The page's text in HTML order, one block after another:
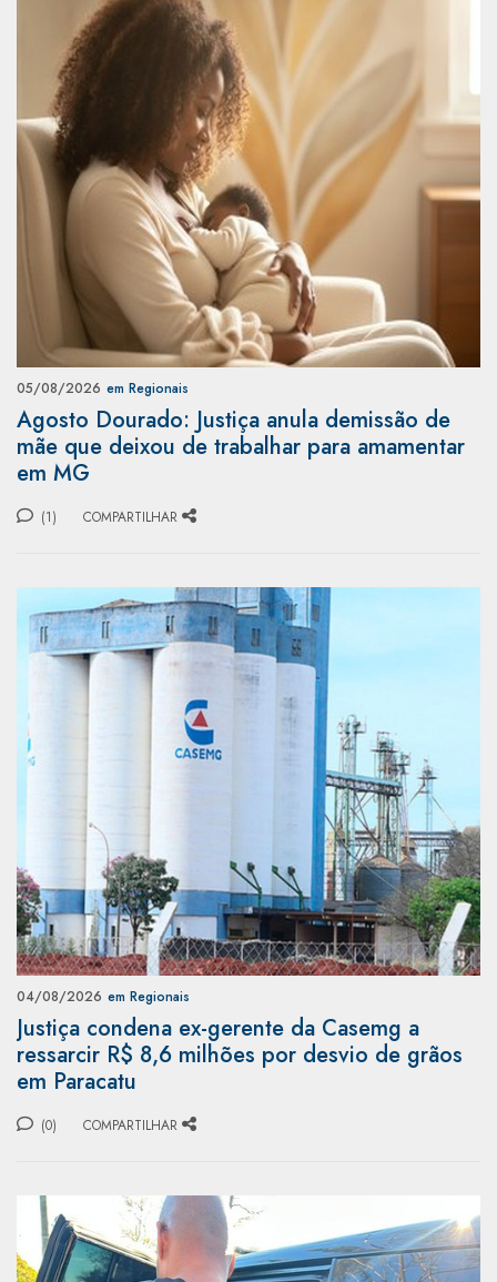
05/08/2026 em Regionais
Agosto Dourado: Justiça anula demissão de
mãe que deixou de trabalhar para amamentar
em MG
(1) COMPARTILHAR
04/08/2026 em Regionais
Justiça condena ex-gerente da Casemg a
ressarcir R$ 8,6 milhões por desvio de grãos
em Paracatu
(0) COMPARTILHAR